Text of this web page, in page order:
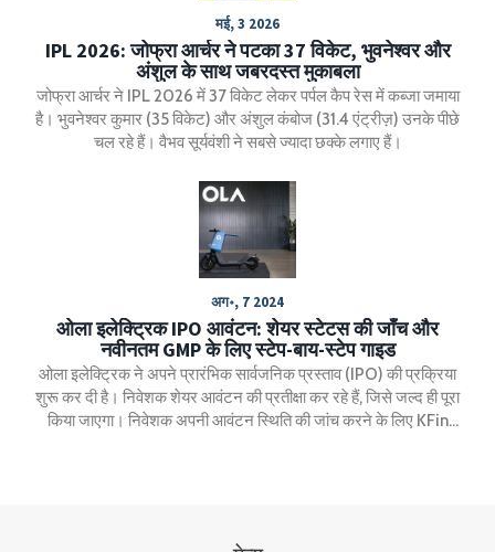
मई, 3 2026
IPL 2026: जोफ्रा आर्चर ने पटका 37 विकेट, भुवनेश्वर और
अंशुल के साथ जबरदस्त मुकाबला
जोफ्रा आर्चर ने IPL 2026 में 37 विकेट लेकर पर्पल कैप रेस में कब्जा जमाया
है। भुवनेश्वर कुमार (35 विकेट) और अंशुल कंबोज (31.4 एंट्रीज़) उनके पीछे
चल रहे हैं। वैभव सूर्यवंशी ने सबसे ज्यादा छक्के लगाए हैं।
अग॰, 7 2024
ओला इलेक्ट्रिक IPO आवंटन: शेयर स्टेटस की जाँच और
नवीनतम GMP के लिए स्टेप-बाय-स्टेप गाइड
ओला इलेक्ट्रिक ने अपने प्रारंभिक सार्वजनिक प्रस्ताव (IPO) की प्रक्रिया
शुरू कर दी है। निवेशक शेयर आवंटन की प्रतीक्षा कर रहे हैं, जिसे जल्द ही पूरा
किया जाएगा। निवेशक अपनी आवंटन स्थिति की जांच करने के लिए KFin